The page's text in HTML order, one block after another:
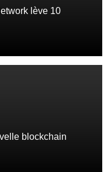
lève 10
blockchain